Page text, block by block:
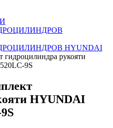
HYUNDAI
гидроцилиндра рукояти
9S
HYUNDAI